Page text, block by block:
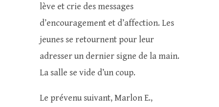
lève et crie des messages
d’encouragement et d’affection. Les
jeunes se retournent pour leur
adresser un dernier signe de la main.
La salle se vide d’un coup.
Le prévenu suivant, Marlon E.,